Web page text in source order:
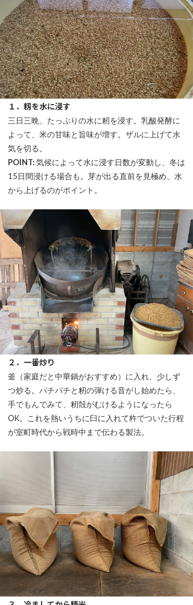
１．籾を水に浸す
三日三晩、たっぷりの水に籾を浸す。乳酸発酵に
よって、米の甘味と旨味が増す。ザルに上げて水
気を切る。
POINT:気候によって水に浸す日数が変動し、冬は
15日間浸ける場合も。芽が出る直前を見極め、水
から上げるのがポイント。
２．一番炒り
釜（家庭だと中華鍋がおすすめ）に入れ、少しず
つ炒る。パチパチと籾の弾ける音がし始めたら、
手でもんでみて、籾殻がむけるようになったら
OK。これを熱いうちに臼に入れて杵でついた行程
が室町時代から戦時中まで伝わる製法。